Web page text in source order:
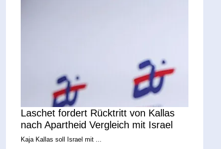
Laschet fordert Rücktritt von Kallas
nach Apartheid Vergleich mit Israel
Kaja Kallas soll Israel mit ...